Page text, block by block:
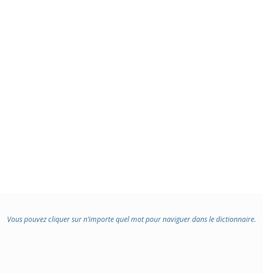
Vous pouvez cliquer sur n’importe quel mot pour naviguer dans le dictionnaire.